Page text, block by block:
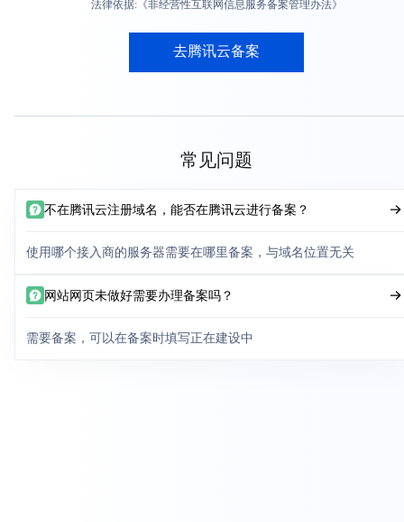
法律依据:《非经营性互联网信息服务备案管理办法》
去腾讯云备案
常见问题
不在腾讯云注册域名，能否在腾讯云进行备案？
使用哪个接入商的服务器需要在哪里备案，与域名位置无关
网站网页未做好需要办理备案吗？
需要备案，可以在备案时填写正在建设中